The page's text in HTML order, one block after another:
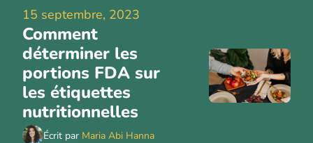
15 septembre, 2023
Comment
déterminer les
portions FDA sur
les étiquettes
nutritionnelles
Écrit par Maria Abi Hanna
Engager un expert
Ressources
Conditions générales d’utilisation
Politique de confidentialité